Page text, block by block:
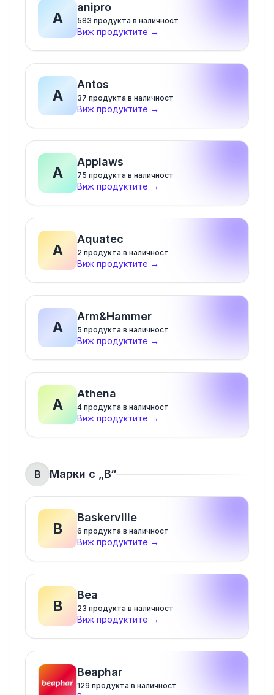
A
anipro
583 продукта в наличност
Виж продуктите →
A
Antos
37 продукта в наличност
Виж продуктите →
A
Applaws
75 продукта в наличност
Виж продуктите →
A
Aquatec
2 продукта в наличност
Виж продуктите →
A
Arm&Hammer
5 продукта в наличност
Виж продуктите →
A
Athena
4 продукта в наличност
Виж продуктите →
B Марки с „ B“
B
Baskerville
6 продукта в наличност
Виж продуктите →
B
Bea
23 продукта в наличност
Виж продуктите →
Beaphar
129 продукта в наличност